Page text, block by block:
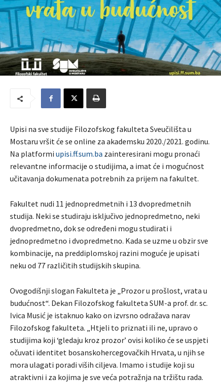
Upisi na sve studije Filozofskog fakulteta Sveučilišta u
Mostaru vršit će se online za akademsku 2020./2021. godinu.
Na platformi upisi.ff.sum.ba zainteresirani mogu pronaći
relevantne informacije o studijima, a imat će i mogućnost
učitavanja dokumenata potrebnih za prijem na fakultet.
Fakultet nudi 11 jednopredmetnih i 13 dvopredmetnih
studija. Neki se studiraju isključivo jednopredmetno, neki
dvopredmetno, dok se određeni mogu studirati i
jednopredmetno i dvopredmetno. Kada se uzme u obzir sve
kombinacije, na preddiplomskoj razini moguće je upisati
neku od 77 različitih studijskih skupina.
Ovogodišnji slogan Fakulteta je „Prozor u prošlost, vrata u
budućnost“. Dekan Filozofskog fakulteta SUM-a prof. dr. sc.
Ivica Musić je istaknuo kako on izvrsno odražava narav
Filozofskog fakulteta. „Htjeli to priznati ili ne, upravo o
studijima koji ‘gledaju kroz prozor’ ovisi koliko će se uspjeti
očuvati identitet bosanskohercegovačkih Hrvata, u njih se
mora ulagati poradi viših ciljeva. Imamo i studije koji su
atraktivni i za kojima je sve veća potražnja na tržištu rada.